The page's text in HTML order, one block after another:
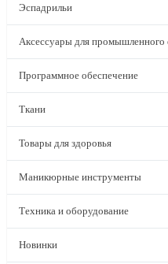
Эспадрильи
Аксессуары для промышленного
Программное обеспечение
Ткани
Товары для здоровья
Маникюрные инструменты
Техника и оборудование
Новинки